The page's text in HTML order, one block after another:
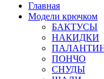
Главная
Модели крючком
БАКТУСЫ
НАКИДКИ
ПОНЧО
СНУДЫ